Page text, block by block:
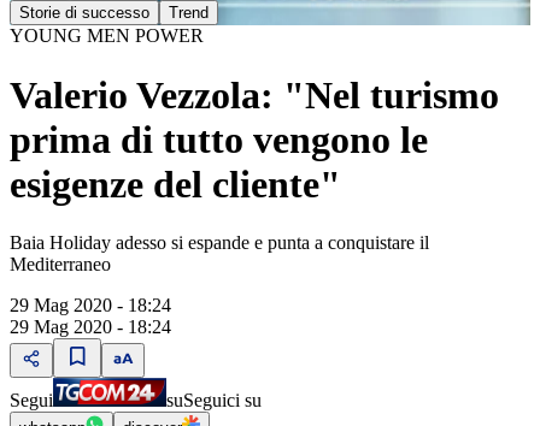
Storie di successo
Trend
YOUNG MEN POWER
Valerio Vezzola: "Nel turismo
prima di tutto vengono le
esigenze del cliente"
Baia Holiday adesso si espande e punta a conquistare il
Mediterraneo
29 Mag 2020 - 18:24
29 Mag 2020 - 18:24
Segui suSeguici su